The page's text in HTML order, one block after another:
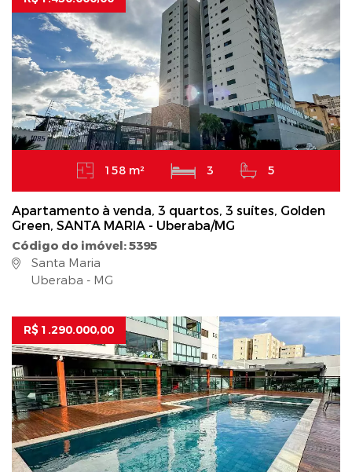
158 m² 3 5
Apartamento à venda, 3 quartos, 3 suítes, Golden
Green, SANTA MARIA - Uberaba/MG
Código do imóvel: 5395
Santa Maria
Uberaba - MG
R$ 1.290.000,00